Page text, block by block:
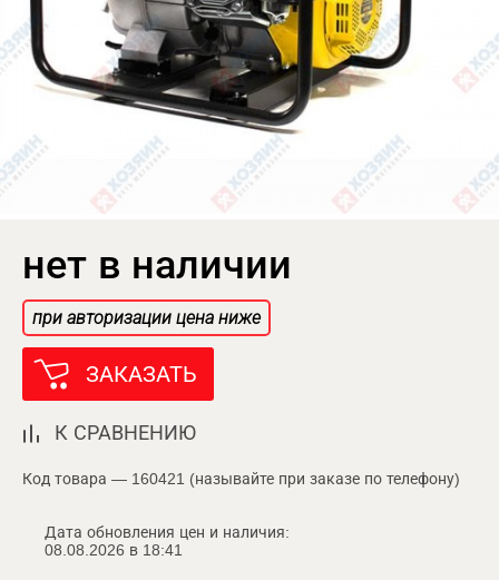
нет в наличии
при авторизации цена ниже
ЗАКАЗАТЬ
К СРАВНЕНИЮ
Код товара — 160421 (называйте при заказе по телефону)
Дата обновления цен и наличия:
08.08.2026 в 18:41